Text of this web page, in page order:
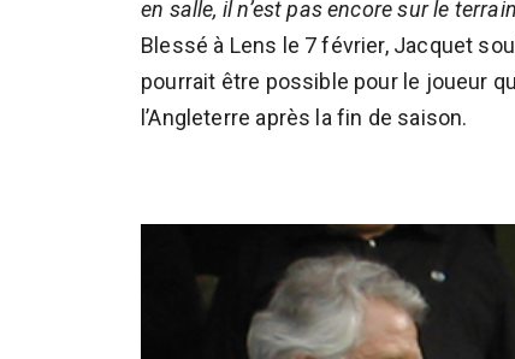
en salle, il n’est pas encore sur le
Blessé à Lens le 7 février, Jacquet
pourrait être possible pour le joueur
l’Angleterre après la fin de saison.